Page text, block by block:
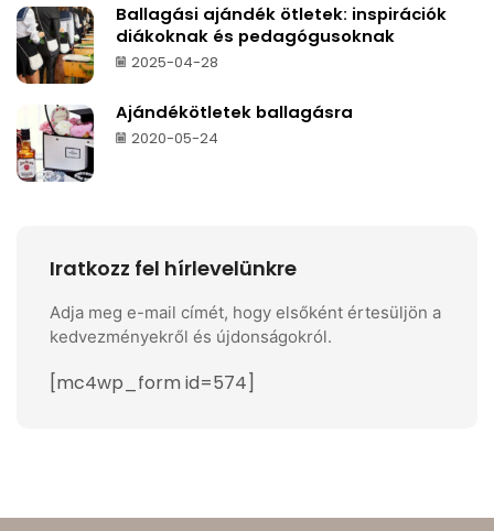
Ballagási ajándék ötletek: inspirációk
diákoknak és pedagógusoknak
2025-04-28
Ajándékötletek ballagásra
2020-05-24
Iratkozz fel hírlevelünkre
Adja meg e-mail címét, hogy elsőként értesüljön a
kedvezményekről és újdonságokról.
[mc4wp_form id=574]